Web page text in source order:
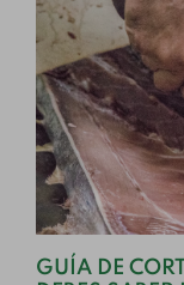
GUÍA DE